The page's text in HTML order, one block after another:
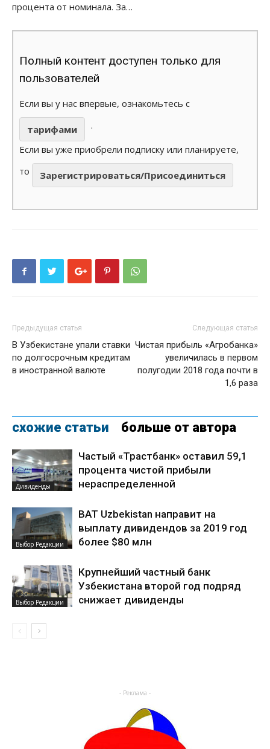
процента от номинала. За…
Полный контент доступен только для
пользователей
Если вы у нас впервые, ознакомьтесь с
тарифами
.
Если вы уже приобрели подписку или планируете,
то
Зарегистрироваться/Присоединиться
Предыдущая статья
В Узбекистане упали ставки
по долгосрочным кредитам
в иностранной валюте
Следующая статья
Чистая прибыль «Агробанка»
увеличилась в первом
полугодии 2018 года почти в
1,6 раза
схожие статьи больше от автора
Дивиденды
Частый «Трастбанк» оставил 59,1
процента чистой прибыли
нераспределенной
Выбор Редакции
BAT Uzbekistan направит на
выплату дивидендов за 2019 год
более $80 млн
Выбор Редакции
Крупнейший частный банк
Узбекистана второй год подряд
снижает дивиденды
- Реклама -